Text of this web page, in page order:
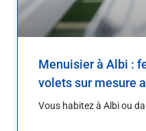
Menuisier à Albi :
volets sur mesure
Vous habitez à Albi ou